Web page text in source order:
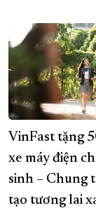
VinFast tặng
xe máy điện
sinh – Chung
tạo tương lai